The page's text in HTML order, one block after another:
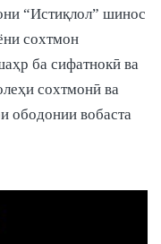
“Истиқлол” шинос
сохтмон
ба сифатнокӣ ва
сохтмонӣ ва
ободонии вобаста